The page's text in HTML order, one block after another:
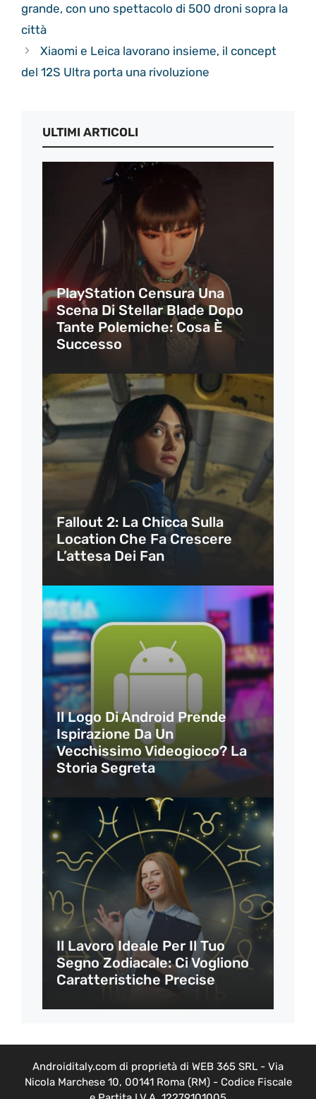
grande, con uno spettacolo di 500 droni sopra la
città
Xiaomi e Leica lavorano insieme, il concept
del 12S Ultra porta una rivoluzione
ULTIMI ARTICOLI
PlayStation Censura Una
Scena Di Stellar Blade Dopo
Tante Polemiche: Cosa È
Successo
Fallout 2: La Chicca Sulla
Location Che Fa Crescere
L’attesa Dei Fan
Il Logo Di Android Prende
Ispirazione Da Un
Vecchissimo Videogioco? La
Storia Segreta
Il Lavoro Ideale Per Il Tuo
Segno Zodiacale: Ci Vogliono
Caratteristiche Precise
Androiditaly.com di proprietà di WEB 365 SRL - Via
Nicola Marchese 10, 00141 Roma (RM) - Codice Fiscale